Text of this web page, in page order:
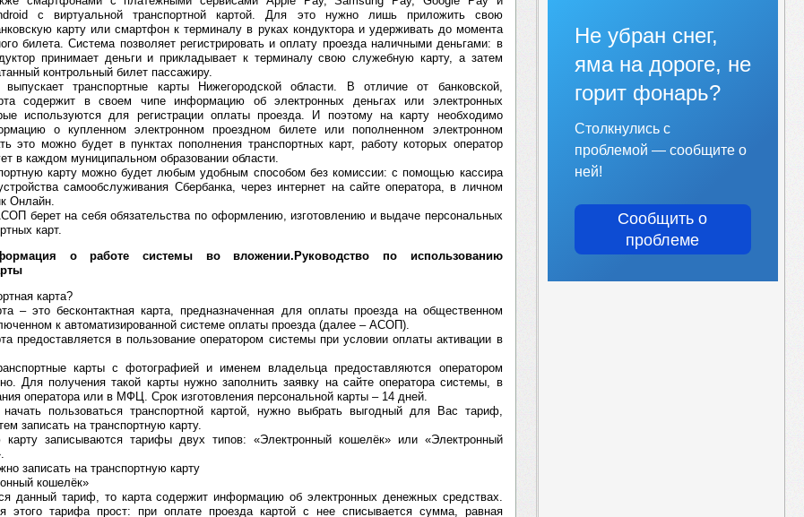
c виртуальной транспортной картой. Для это нужно лишь приложить свою
карту или смартфон к терминалу в руках кондуктора и удерживать до момента
билета. Система позволяет регистрировать и оплату проезда наличными деньгами: в
принимает деньги и прикладывает к терминалу свою служебную карту, а затем
контрольный билет пассажиру.
транспортные карты Нижегородской области. В отличие от банковской,
содержит в своем чипе информацию об электронных деньгах или электронных
используются для регистрации оплаты проезда. И поэтому на карту необходимо
о купленном электронном проездном билете или пополненном электронном
это можно будет в пунктах пополнения транспортных карт, работу которых оператор
в каждом муниципальном образовании области.
карту можно будет любым удобным способом без комиссии: с помощью кассира
самообслуживания Сбербанка, через интернет на сайте оператора, в личном
Онлайн.
берет на себя обязательства по оформлению, изготовлению и выдаче персональных
карт.
о работе системы во вложении.Руководство по использованию
карта?
– это бесконтактная карта, предназначенная для оплаты проезда на общественном
к автоматизированной системе оплаты проезда (далее – АСОП).
предоставляется в пользование оператором системы при условии оплаты активации в
карты с фотографией и именем владельца предоставляются оператором
Для получения такой карты нужно заполнить заявку на сайте оператора системы, в
оператора или в МФЦ. Срок изготовления персональной карты – 14 дней.
пользоваться транспортной картой, нужно выбрать выгодный для Вас тариф,
записать на транспортную карту.
карту записываются тарифы двух типов: «Электронный кошелёк» или «Электронный
записать на транспортную карту
кошелёк»
данный тариф, то карта содержит информацию об электронных денежных средствах.
этого тарифа прост: при оплате проезда картой с нее списывается сумма, равная
Не убран снег,
яма на дороге, не
горит фонарь?
Столкнулись с
проблемой — сообщите о
ней!
Сообщить о
проблеме